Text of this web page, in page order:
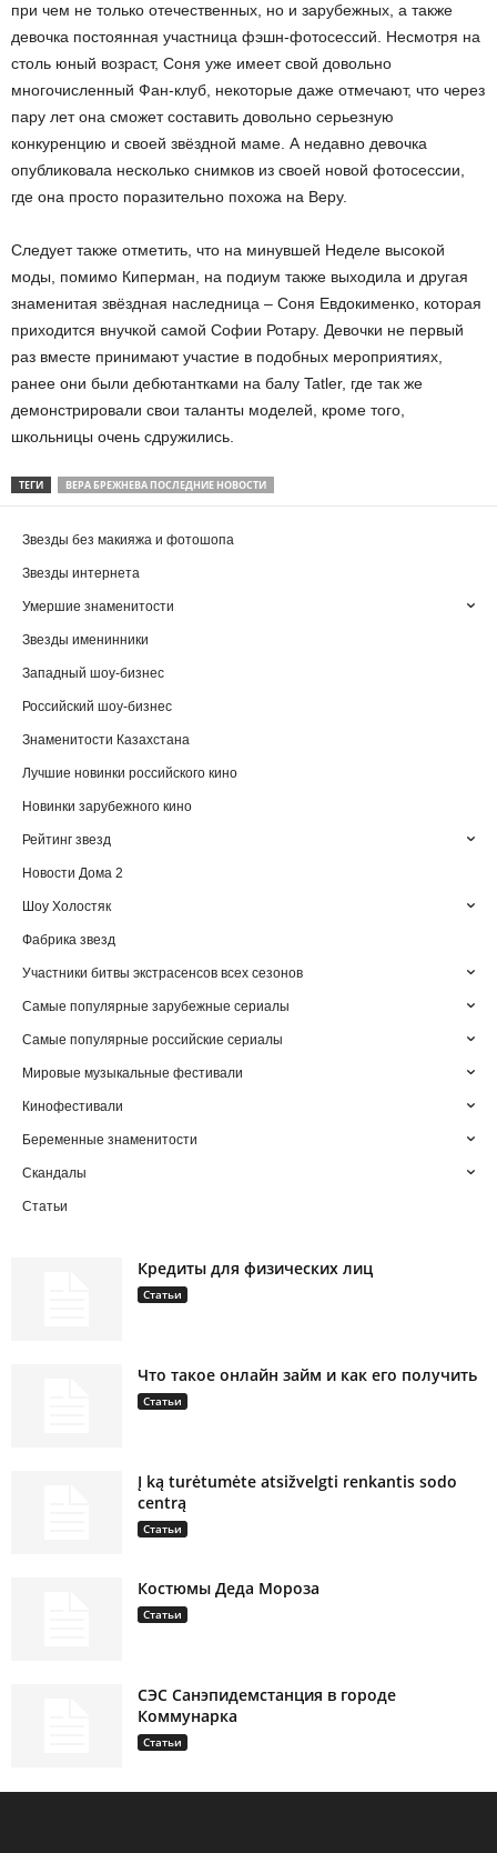
при чем не только отечественных, но и зарубежных, а также
девочка постоянная участница фэшн-фотосессий. Несмотря на
столь юный возраст, Соня уже имеет свой довольно
многочисленный Фан-клуб, некоторые даже отмечают, что через
пару лет она сможет составить довольно серьезную
конкуренцию и своей звёздной маме. А недавно девочка
опубликовала несколько снимков из своей новой фотосессии,
где она просто поразительно похожа на Веру.
Следует также отметить, что на минувшей Неделе высокой
моды, помимо Киперман, на подиум также выходила и другая
знаменитая звёздная наследница – Соня Евдокименко, которая
приходится внучкой самой Софии Ротару. Девочки не первый
раз вместе принимают участие в подобных мероприятиях,
ранее они были дебютантками на балу Tatler, где так же
демонстрировали свои таланты моделей, кроме того,
школьницы очень сдружились.
ТЕГИ ВЕРА БРЕЖНЕВА ПОСЛЕДНИЕ НОВОСТИ
Звезды без макияжа и фотошопа
Звезды интернета
Умершие знаменитости
Звезды именинники
Западный шоу-бизнес
Российский шоу-бизнес
Знаменитости Казахстана
Лучшие новинки российского кино
Новинки зарубежного кино
Рейтинг звезд
Новости Дома 2
Шоу Холостяк
Фабрика звезд
Участники битвы экстрасенсов всех сезонов
Самые популярные зарубежные сериалы
Самые популярные российские сериалы
Мировые музыкальные фестивали
Кинофестивали
Беременные знаменитости
Скандалы
Статьи
Кредиты для физических лиц
Статьи
Что такое онлайн займ и как его получить
Статьи
Į ką turėtumėte atsižvelgti renkantis sodo
centrą
Статьи
Костюмы Деда Мороза
Статьи
СЭС Санэпидемстанция в городе
Коммунарка
Статьи